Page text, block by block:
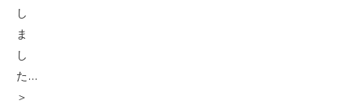
し
ま
し
た…
＞